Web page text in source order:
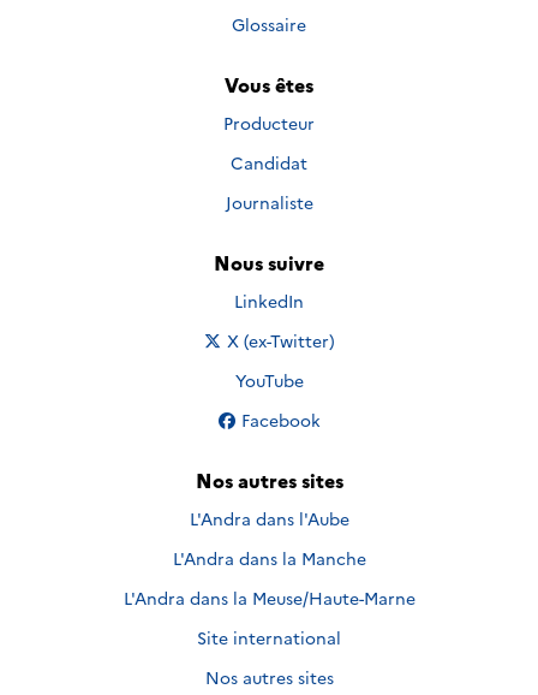
Glossaire
Vous êtes
Producteur
Candidat
Journaliste
Nous suivre
Nous suivre sur
LinkedIn
Nous suivre sur
X (ex-Twitter)
Nous suivre sur
YouTube
Nous suivre sur
Facebook
Nos autres sites
L'Andra dans l'Aube
L'Andra dans la Manche
L'Andra dans la Meuse/Haute-Marne
Site international
Nos autres sites